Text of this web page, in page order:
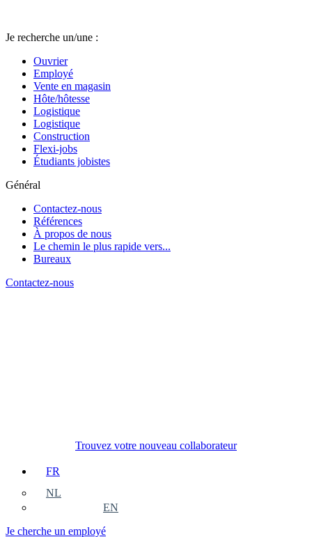
Je recherche un/une :
Ouvrier
Employé
Vente en magasin
Hôte/hôtesse
Logistique
Logistique
Construction
Flexi-jobs
Étudiants jobistes
Général
Contactez-nous
Références
À propos de nous
Le chemin le plus rapide vers...
Bureaux
Contactez-nous
Trouvez votre nouveau collaborateur
FR
NL
EN
Je cherche un employé